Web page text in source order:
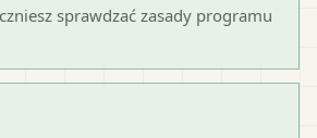
sprawdzać zasady programu